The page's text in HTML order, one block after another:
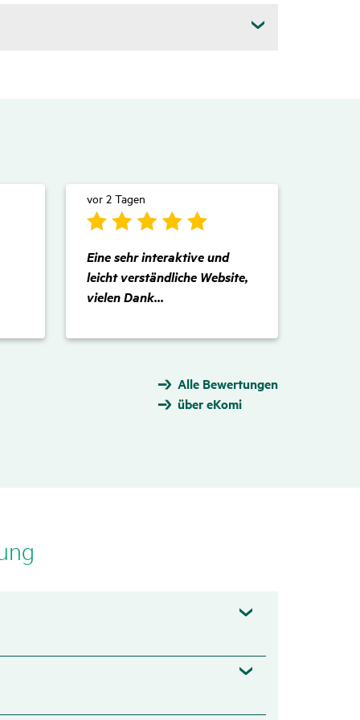
fend
fend
vor 2 Tagen
Eine sehr interaktive und
leicht verständliche Website,
vielen Dank...
Alle Bewertungen
über eKomi